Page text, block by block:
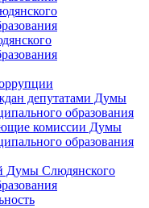
депутатами Думы
образования
комиссии Думы
образования
Думы Слюдянского